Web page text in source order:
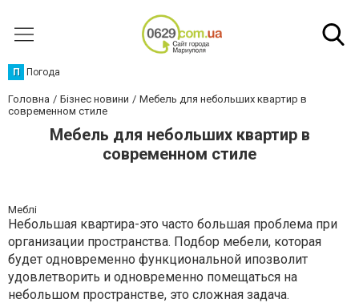
П Погода
Головна Бізнес новини
Мебель для небольших квартир в
современном стиле
Мебель для небольших квартир в
современном стиле
Меблі
Небольшая квартира-это часто большая проблема при
организации пространства. Подбор мебели, которая
будет одновременно функциональной ипозволит
удовлетворить и одновременно помещаться на
небольшом пространстве, это сложная задача.